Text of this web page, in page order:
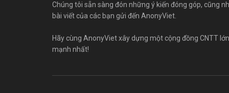
Chúng tôi sẵn sàng đón những ý kiến đóng góp, cũng
bài viết của các bạn gửi đến AnonyViet.
Hãy cùng AnonyViet xây dựng một cộng đồng CNTT lớn
mạnh nhất!